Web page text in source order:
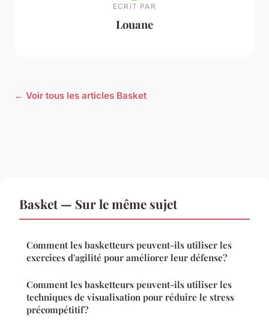
ECRIT PAR
Louane
← Voir tous les articles Basket
Basket — Sur le même sujet
Comment les basketteurs peuvent-ils utiliser les
exercices d'agilité pour améliorer leur défense?
Comment les basketteurs peuvent-ils utiliser les
techniques de visualisation pour réduire le stress
précompétitif?